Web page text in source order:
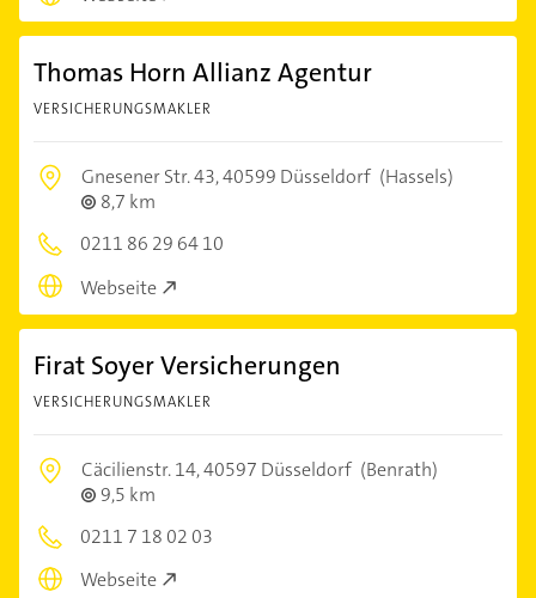
Thomas Horn Allianz Agentur
VERSICHERUNGSMAKLER
Gnesener Str. 43,40599 Düsseldorf (Hassels)
8,7 km
0211 86 29 64 10
Webseite
Firat Soyer Versicherungen
VERSICHERUNGSMAKLER
Cäcilienstr. 14,40597 Düsseldorf (Benrath)
9,5 km
0211 7 18 02 03
Webseite